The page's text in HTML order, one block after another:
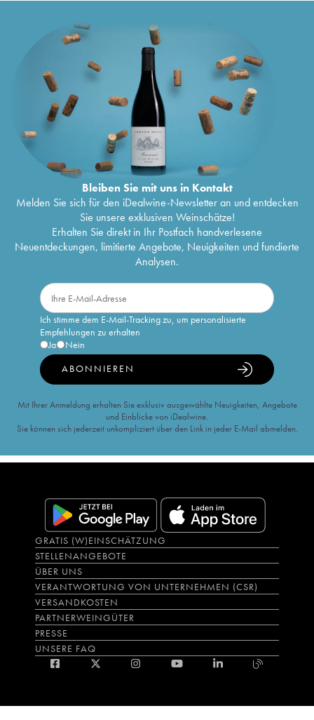
Bleiben Sie mit uns in Kontakt
Melden Sie sich für den iDealwine-Newsletter an und entdecken
Sie unsere exklusiven Weinschätze!
Erhalten Sie direkt in Ihr Postfach handverlesene
Neuentdeckungen, limitierte Angebote, Neuigkeiten und fundierte
Analysen.
Ich stimme dem E-Mail-Tracking zu, um personalisierte
Empfehlungen zu erhalten
Ja
Nein
ABONNIEREN
Mit Ihrer Anmeldung erhalten Sie exklusiv ausgewählte Neuigkeiten, Angebote
und Einblicke von iDealwine.
Sie können sich jederzeit unkompliziert über den Link in jeder E-Mail abmelden.
GRATIS (W)EINSCHÄTZUNG
STELLENANGEBOTE
ÜBER UNS
VERANTWORTUNG VON UNTERNEHMEN (CSR)
VERSANDKOSTEN
PARTNERWEINGÜTER
PRESSE
UNSERE FAQ